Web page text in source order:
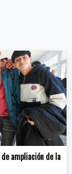
ampliación de la